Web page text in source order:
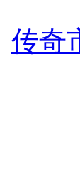
传奇